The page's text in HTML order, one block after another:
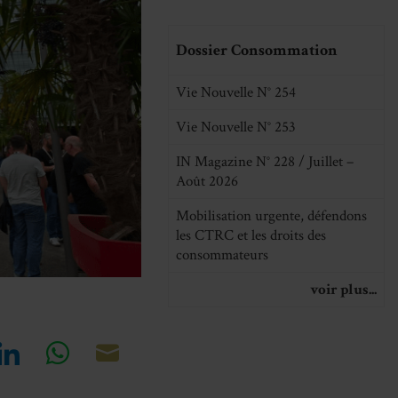
Dossier Consommation
Vie Nouvelle N° 254
Vie Nouvelle N° 253
IN Magazine N° 228 / Juillet –
Août 2026
Mobilisation urgente, défendons
les CTRC et les droits des
consommateurs
voir plus...